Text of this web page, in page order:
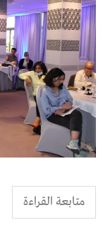
متابعة القراءة